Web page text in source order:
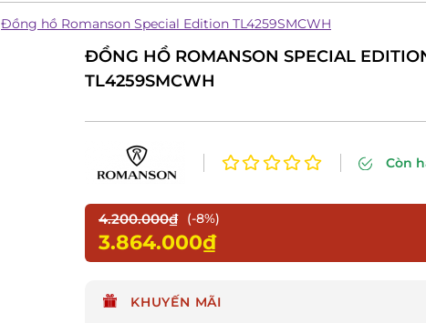
Đồng hồ Romanson Special Edition TL4259SMCWH
ĐỒNG HỒ ROMANSON SPECIAL
TL4259SMCWH
Còn
4.200.000₫ (-8%)
3.864.000₫
KHUYẾN MÃI